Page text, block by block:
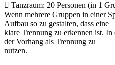
 Tanzraum: 20 Personen (in 1
Wenn mehrere Gruppen in einer
Aufbau so zu gestalten, dass eine
klare Trennung zu erkennen ist.
der Vorhang als Trennung zu
nutzen.